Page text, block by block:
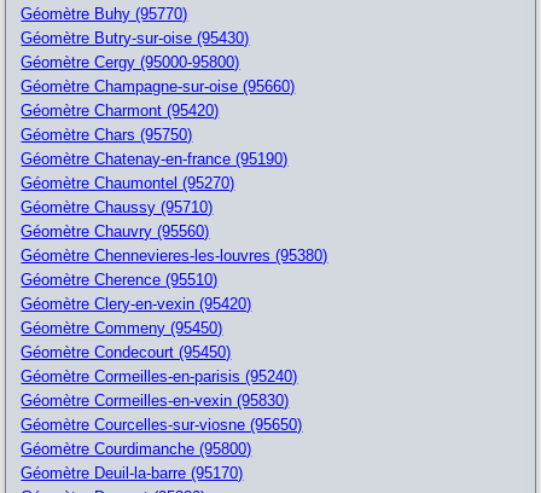
Géomètre Buhy (95770)
Géomètre Butry-sur-oise (95430)
Géomètre Cergy (95000-95800)
Géomètre Champagne-sur-oise (95660)
Géomètre Charmont (95420)
Géomètre Chars (95750)
Géomètre Chatenay-en-france (95190)
Géomètre Chaumontel (95270)
Géomètre Chaussy (95710)
Géomètre Chauvry (95560)
Géomètre Chennevieres-les-louvres (95380)
Géomètre Cherence (95510)
Géomètre Clery-en-vexin (95420)
Géomètre Commeny (95450)
Géomètre Condecourt (95450)
Géomètre Cormeilles-en-parisis (95240)
Géomètre Cormeilles-en-vexin (95830)
Géomètre Courcelles-sur-viosne (95650)
Géomètre Courdimanche (95800)
Géomètre Deuil-la-barre (95170)